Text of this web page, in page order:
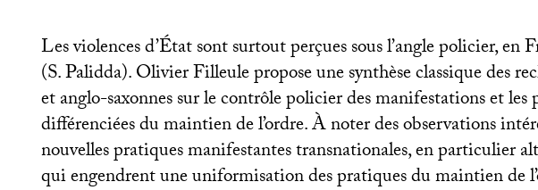
Les violences d’État sont surtout perçues sous l’angle policier, en
(S. Palidda). Olivier Filleule propose une synthèse classique des
et anglo-saxonnes sur le contrôle policier des manifestations et
différenciées du maintien de l’ordre. À noter des observations
nouvelles pratiques manifestantes transnationales, en particulier
qui engendrent une uniformisation des pratiques du maintien de